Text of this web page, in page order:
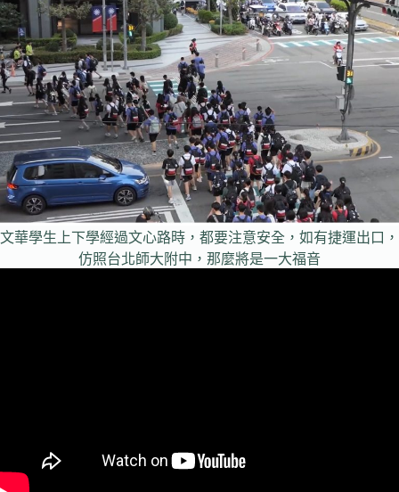
文華學生上下學經過文心路時，都要注意安全，如有捷運出口，
仿照台北師大附中，那麼將是一大福音